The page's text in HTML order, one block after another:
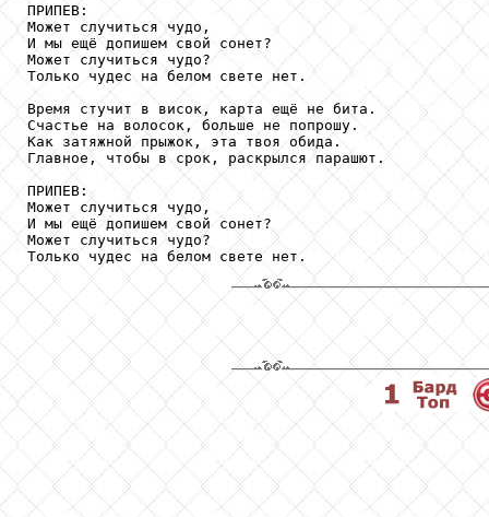
ПРИПЕВ:
Может случиться чудо,
И мы ещё допишем свой сонет?
Может случиться чудо?
Только чудес на белом свете нет.
Время стучит в висок, карта ещё не бита.
Счастье на волосок, больше не попрошу.
Как затяжной прыжок, эта твоя обида.
Главное, чтобы в срок, раскрылся парашют.
ПРИПЕВ:
Может случиться чудо,
И мы ещё допишем свой сонет?
Может случиться чудо?